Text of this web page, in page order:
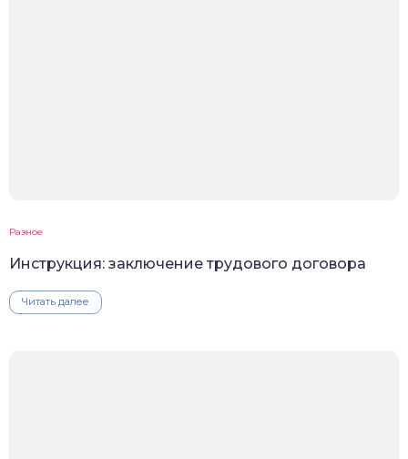
Разное
Инструкция: заключение трудового договора
Читать далее